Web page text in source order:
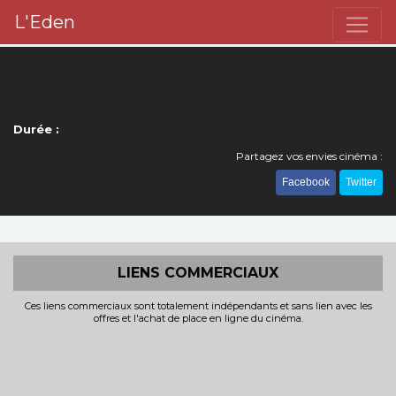
L'Eden
Durée :
Partagez vos envies cinéma :
Facebook Twitter
LIENS COMMERCIAUX
Ces liens commerciaux sont totalement indépendants et sans lien avec les
offres et l'achat de place en ligne du cinéma.